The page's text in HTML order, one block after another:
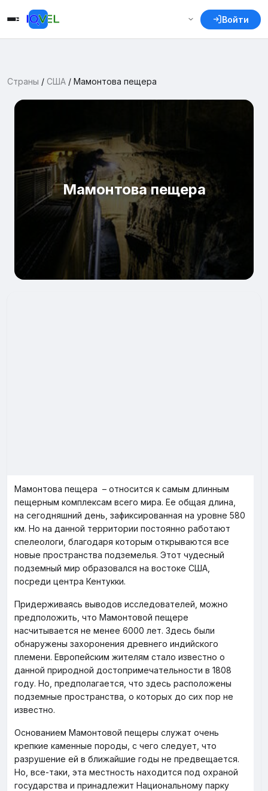
Войти
Страны / США / Мамонтова пещера
Мамонтова пещера
Мамонтова пещера – относится к самым длинным
пещерным комплексам всего мира. Ее общая длина,
на сегодняшний день, зафиксированная на уровне 580
км. Но на данной территории постоянно работают
спелеологи, благодаря которым открываются все
новые пространства подземелья. Этот чудесный
подземный мир образовался на востоке США,
посреди центра Кентукки.
Придерживаясь выводов исследователей, можно
предположить, что Мамонтовой пещере
насчитывается не менее 6000 лет. Здесь были
обнаружены захоронения древнего индийского
племени. Европейским жителям стало известно о
данной природной достопримечательности в 1808
году. Но, предполагается, что здесь расположены
подземные пространства, о которых до сих пор не
известно.
Основанием Мамонтовой пещеры служат очень
крепкие каменные породы, с чего следует, что
разрушение ей в ближайшие годы не предвещается.
Но, все-таки, эта местность находится под охраной
государства и принадлежит Национальному парку